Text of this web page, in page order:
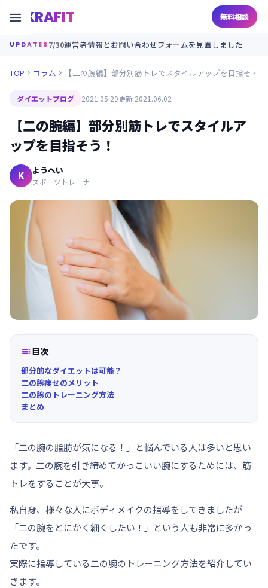
KRAFIT 無料相談

UPDATES 7/30運営者情報とお問い合わせフォームを見直しました
TOP  コラム  【二の腕編】部分別筋トレでスタイルアップを目指そう！
ダイエットブログ 2021.05.29更新 2021.06.02
【二の腕編】部分別筋トレでスタイルア
ップを目指そう！
K ようへい
スポーツトレーナー
目次
部分的なダイエットは可能？
二の腕痩せのメリット
二の腕のトレーニング方法
まとめ
「二の腕の脂肪が気になる！」
と悩んでいる人は多いと思い
ます。二の腕を引き締めてかっこいい腕にするためには、筋
トレをすることが大事。
私自身、様々な人にボディメイクの指導をしてきましたが
「二の腕をとにかく細くしたい！」という人も非常に多かっ
たです。
実際に指導している二の腕のトレーニング方法を紹介してい
きます。